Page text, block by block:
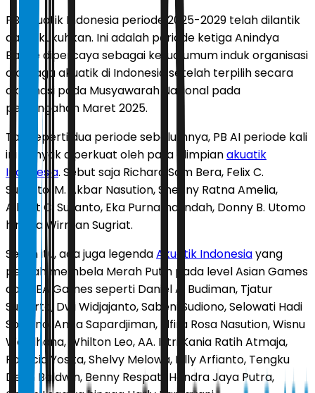
PB Akuatik Indonesia periode 2025-2029 telah dilantik
dan dikukuhkan. Ini adalah periode ketiga Anindya
Bakrie dipercaya sebagai ketua umum induk organisasi
olahraga akuatik di Indonesia setelah terpilih secara
aklamasi pada Musyawarah Nasional pada
pertengahan Maret 2025.
Tak seperti dua periode sebelumnya, PB AI periode kali
ini banyak diperkuat oleh para olimpianakuatik
Indonesia. Sebut saja Richard Sam Bera, Felix C.
Sutanto, M. Akbar Nasution, Shenny Ratna Amelia,
Albert C. Sutanto, Eka Purnama Indah, Donny B. Utomo
hingga Wirman Sugriat.
Selain itu, ada juga legendaAkuatik Indonesiayang
pernah membela Merah Putih pada level Asian Games
dan SEA Games seperti Daniel A. Budiman, Tjatur
Sugiarto, Dwi Widjajanto, Sabeni Sudiono, Selowati Hadi
Soejono, Anita Sapardjiman, Elfira Rosa Nasution, Wisnu
Wardhana, Whilton Leo, AA. Istri Kania Ratih Atmaja,
Patricia Yosita, Shelvy Melowa, Billy Arfianto, Tengku
Dean Baldwin, Benny Respati, Hendra Jaya Putra,